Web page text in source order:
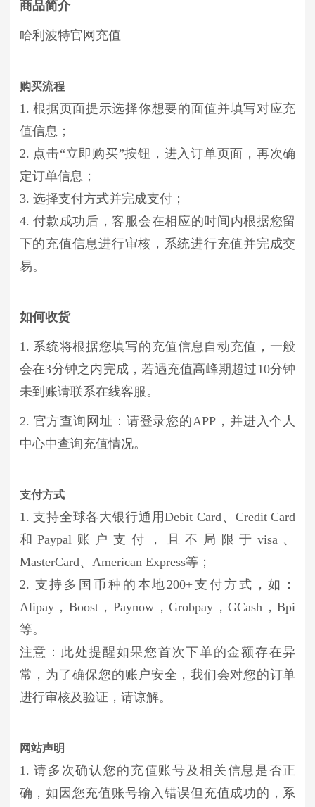
商品简介
哈利波特官网充值
购买流程
1. 根据页面提示选择你想要的面值并填写对应充
值信息；
2. 点击“立即购买”按钮，进入订单页面，再次确
定订单信息；
3. 选择支付方式并完成支付；
4. 付款成功后，客服会在相应的时间内根据您留
下的充值信息进行审核，系统进行充值并完成交
易。
如何收货
1. 系统将根据您填写的充值信息自动充值，一般
会在3分钟之内完成，若遇充值高峰期超过10分钟
未到账请联系在线客服。
2. 官方查询网址：请登录您的APP，并进入个人
中心中查询充值情况。
支付方式
1. 支持全球各大银行通用Debit Card、Credit Card
和Paypal账户支付，且不局限于visa、
MasterCard、American Express等；
2. 支持多国币种的本地200+支付方式，如：
Alipay，Boost，Paynow，Grobpay，GCash，Bpi
等。
注意：此处提醒如果您首次下单的金额存在异
常，为了确保您的账户安全，我们会对您的订单
进行审核及验证，请谅解。
网站声明
1. 请多次确认您的充值账号及相关信息是否正
确，如因您充值账号输入错误但充值成功的，系